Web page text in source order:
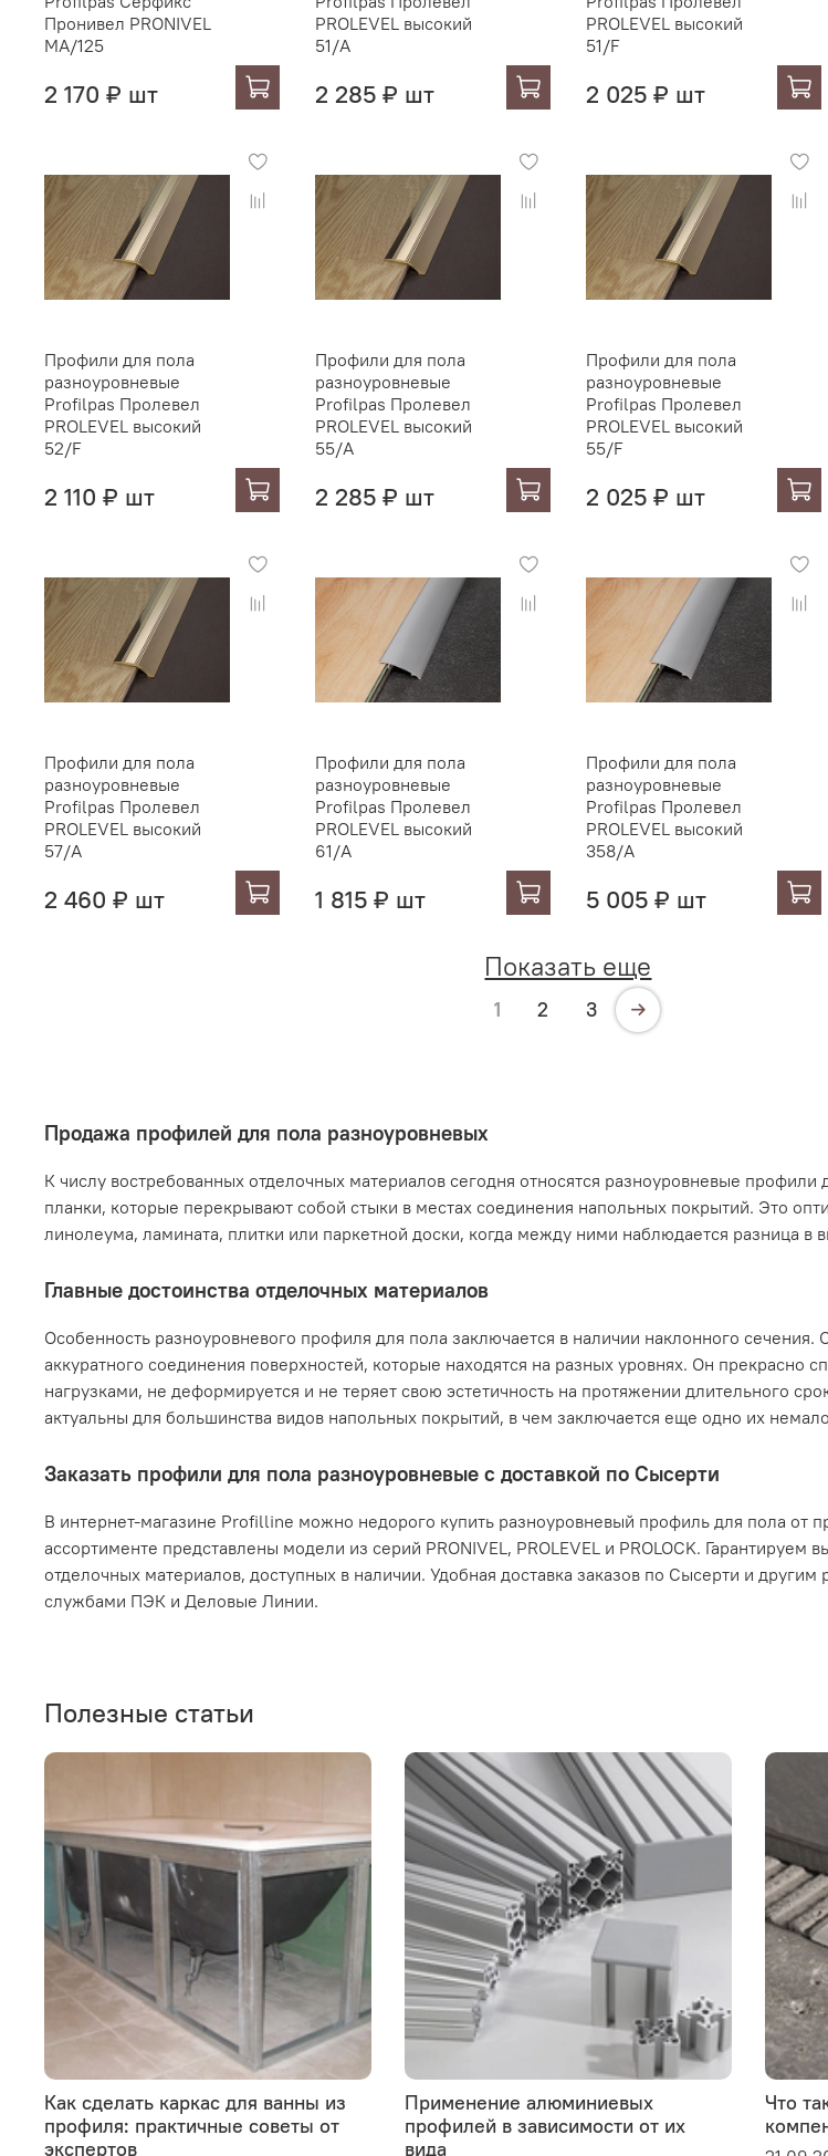
Пронивел PRONIVEL
MA/125
2 170 ₽ шт
PROLEVEL высокий
51/A
2 285 ₽ шт
PROLEVEL высокий
51/F
2 025 ₽ шт
Профили для пола
разноуровневые
Profilpas Пролевел
PROLEVEL высокий
52/F
2 110 ₽ шт
Профили для пола
разноуровневые
Profilpas Пролевел
PROLEVEL высокий
55/A
2 285 ₽ шт
Профили для пола
разноуровневые
Profilpas Пролевел
PROLEVEL высокий
55/F
2 025 ₽ шт
Профили для пола
разноуровневые
Profilpas Пролевел
PROLEVEL высокий
57/A
2 460 ₽ шт
Профили для пола
разноуровневые
Profilpas Пролевел
PROLEVEL высокий
61/A
1 815 ₽ шт
Профили для пола
разноуровневые
Profilpas Пролевел
PROLEVEL высокий
358/A
5 005 ₽ шт
Показать еще
1 2 3
Продажа профилей для пола разноуровневых
К числу востребованных отделочных материалов сегодня относятся разноуровневые профили
планки, которые перекрывают собой стыки в местах соединения напольных покрытий. Это
линолеума, ламината, плитки или паркетной доски, когда между ними наблюдается разница в
Главные достоинства отделочных материалов
Особенность разноуровневого профиля для пола заключается в наличии наклонного
аккуратного соединения поверхностей, которые находятся на разных уровнях. Он прекрасно
нагрузками, не деформируется и не теряет свою эстетичность на протяжении длительного
актуальны для большинства видов напольных покрытий, в чем заключается еще одно их
Заказать профили для пола разноуровневые с доставкой по Сысерти
В интернет-магазине Profilline можно недорого купить разноуровневый профиль для пола от
ассортименте представлены модели из серий PRONIVEL, PROLEVEL и PROLOCK. Гарантируем
отделочных материалов, доступных в наличии. Удобная доставка заказов по Сысерти и
службами ПЭК и Деловые Линии.
Полезные статьи
Как сделать каркас для ванны из
профиля: практичные советы от
экспертов
Применение алюминиевых
профилей в зависимости от их
вида
Что